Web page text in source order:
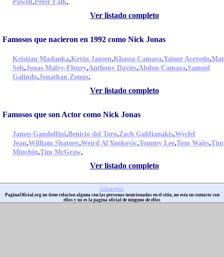
Powell Peter Falk
Ver listado completo
Famosos que nacieron en 1992 como Nick Jonas
Kristian Maslanka,Kevin Jansen,Khassa Camara,Yainer Acevedo,
Sels,Jonas Malvy-Fleury,Anthony Davies,Abdou Camara,Samuel
Galindo,Jonathan Zongo,
Ver listado completo
Famosos que son Actor como Nick Jonas
James Gandolfini,Benicio del Toro,Zach Galifianakis,Wyclef
Jean,William Shatner,Weird Al Yankovic,Tommy Lee,Tom Waits,Tim
Minchin,Tim McGraw,
Ver listado completo
Contactenos
PaginaOficial.org no tiene relacion alguna con las personas mencionadas en el sitio, no esta en contacto con
ellos y no es la pagina oficial de ninguno de ellos